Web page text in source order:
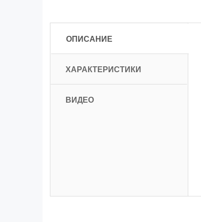
ОПИСАНИЕ
ХАРАКТЕРИСТИКИ
ВИДЕО